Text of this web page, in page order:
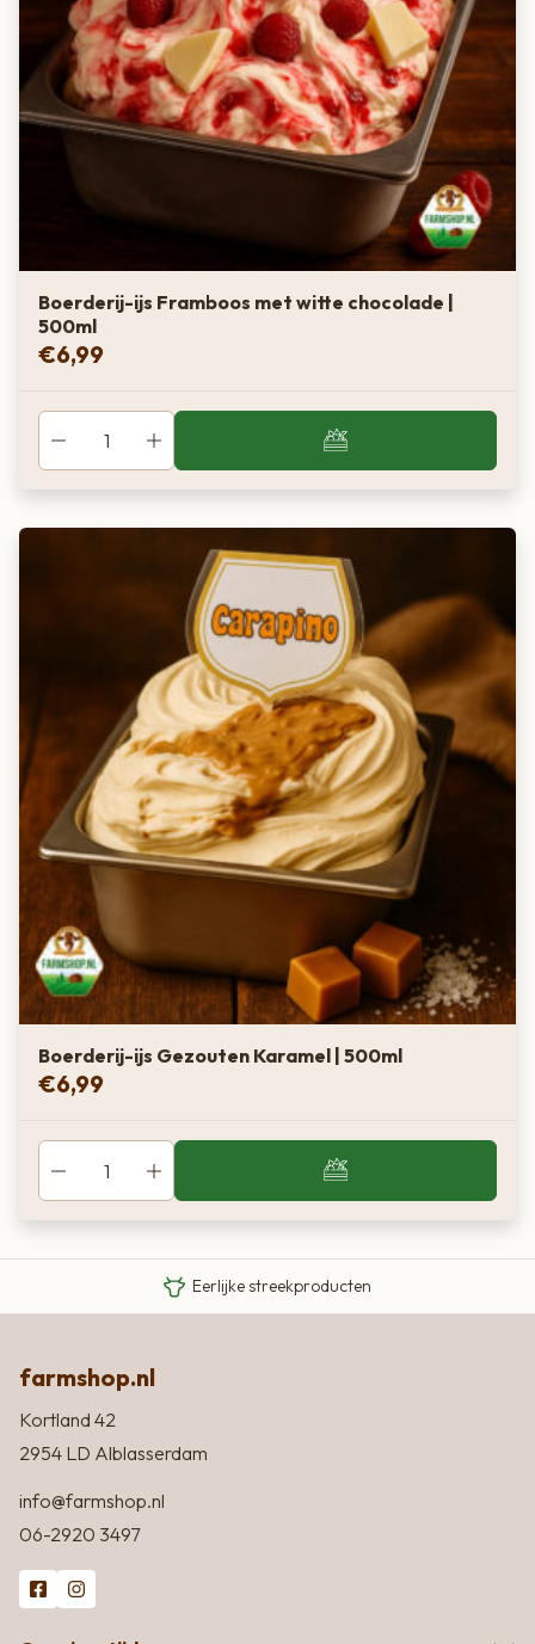
Boerderij-ijs Framboos met witte chocolade |
500ml
€6,99
Boerderij-ijs Gezouten Karamel | 500ml
€6,99
Eigen Limousin runderen
Eerlijke streekproducten
farmshop.nl
Kortland 42
2954 LD Alblasserdam
info@farmshop.nl
06-2920 3497